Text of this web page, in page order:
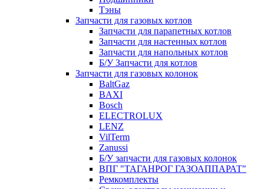
Тэны
Запчасти для газовых котлов
Запчасти для парапетных котлов
Запчасти для настенных котлов
Запчасти для напольных котлов
Б/У Запчасти для котлов
Запчасти для газовых колонок
BaltGaz
BAXI
Bosch
ELECTROLUX
LENZ
VilTerm
Zanussi
Б/У запчасти для газовых колонок
ВПГ "ТАГАНРОГ ГАЗОАППАРАТ"
Ремкомплекты